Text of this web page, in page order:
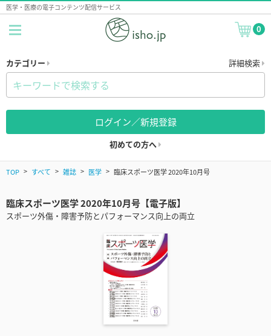
医学・医療の電子コンテンツ配信サービス
0
カテゴリー 詳細検索
ログイン／新規登録
初めての方へ
TOP すべて 雑誌 医学 臨床スポーツ医学 2020年10月号
臨床スポーツ医学 2020年10月号【電子版】
スポーツ外傷・障害予防とパフォーマンス向上の両立